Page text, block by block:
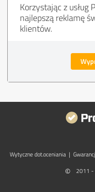
Korzystając z usług
najlepszą reklamę
klientów.
Wytyczne dot.­oceniania |
©
2011 -